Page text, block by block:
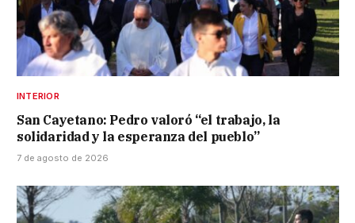
INTERIOR
San Cayetano: Pedro valoró “el trabajo, la
solidaridad y la esperanza del pueblo”
7 de agosto de 2026